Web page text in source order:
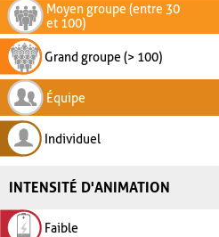
Moyen groupe (entre 30
et 100)
Grand groupe (> 100)
Équipe
Individuel
INTENSITÉ D'ANIMATION
Faible